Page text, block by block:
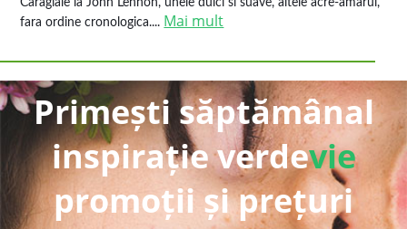
Caragiale la John Lennon, unele dulci si suave, altele acre-amarui,
fara ordine cronologica.... Mai mult
Primești săptămânal
inspirație verdevie
promoții și prețuri